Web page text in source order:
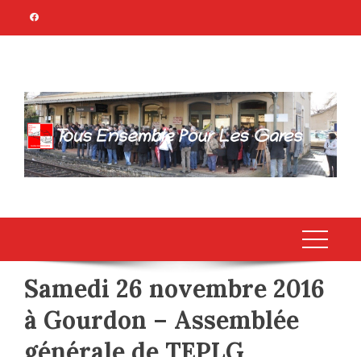
TOUS ENSEMBLE
POUR LES GARES
Association Citoyenne
Samedi 26 novembre 2016
à Gourdon – Assemblée